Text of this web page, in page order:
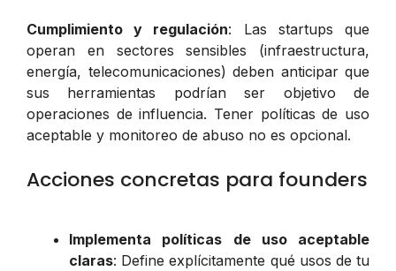
Cumplimiento y regulación: Las startups que
operan en sectores sensibles (infraestructura,
energía, telecomunicaciones) deben anticipar que
sus herramientas podrían ser objetivo de
operaciones de influencia. Tener políticas de uso
aceptable y monitoreo de abuso no es opcional.
Acciones concretas para founders
Implementa políticas de uso aceptable
claras: Define explícitamente qué usos de tu